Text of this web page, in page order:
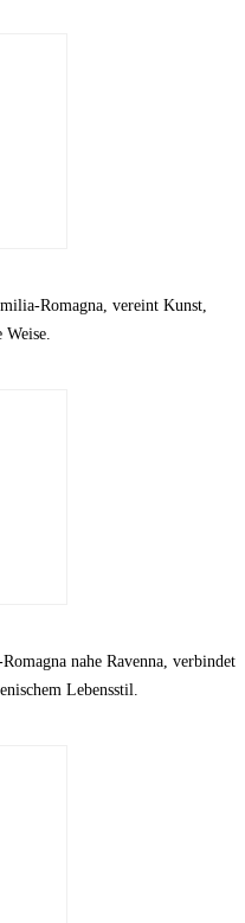
Romagna, vereint Kunst,
nahe Ravenna, verbindet
Lebensstil.